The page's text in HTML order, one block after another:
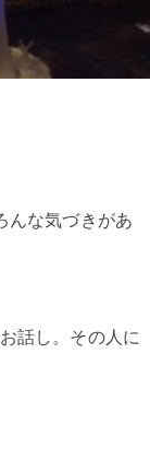
んな気づきがあ
話し。その人に